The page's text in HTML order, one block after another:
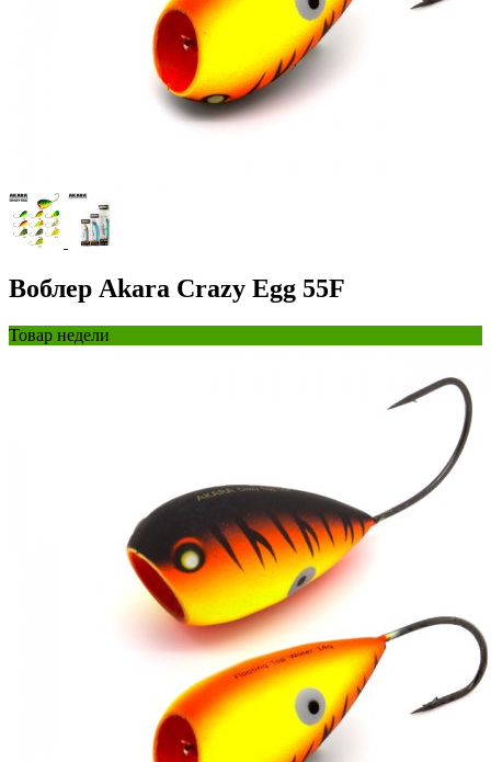
Воблер Akara Crazy Egg 55F
Товар недели